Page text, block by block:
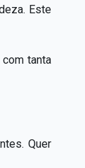
Este
tanta
Quer